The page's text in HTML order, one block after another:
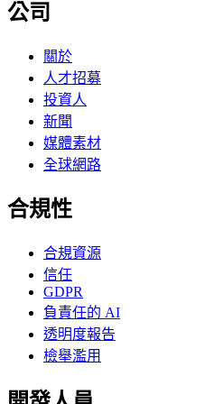
公司
關於
人才招募
投資人
新聞
媒體素材
全球網路
合規性
合規資源
信任
GDPR
負責任的 AI
透明度報告
檢舉濫用